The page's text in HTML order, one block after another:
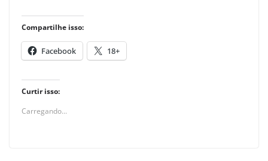
Compartilhe isso:
Facebook 18+
Curtir isso:
Carregando...